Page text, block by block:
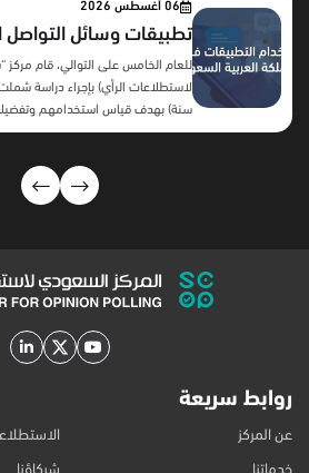
06 أغسطس 2026
تطبيقات وسائل التواصل
للعام الخامس على التوالي، قام
سنة) بهدف قياس استخدامهم
الاجتماعي. المحاور الرئيسية: أهم
الاجتماعي السعوديين، فقد بدأت
معاكسًا خلال العامين الأخيرين،
إلى أن المستخدمين قد أصبحوا أكثر
روابط سريعة
عن المركز